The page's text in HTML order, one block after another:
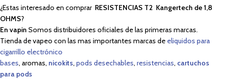
¿Estas interesado en comprar RESISTENCIAS T2 Kangertech de 1,8
OHMS?
En vapin Somos distribuidores oficiales de las primeras marcas.
Tienda de vapeo con las mas importantes marcas de eliquidos para
cigarrillo electrónico
bases, aromas, nicokits, pods desechables, resistencias, cartuchos
para pods